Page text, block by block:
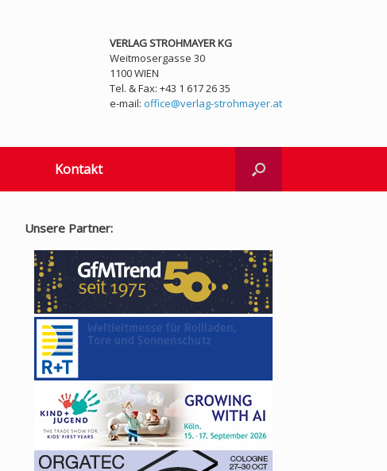
VERLAG STROHMAYER KG
Weitmosergasse 30
1100 WIEN
Tel. & Fax: +43 1 617 26 35
e-mail: office@verlag-strohmayer.at
Kontakt
Unsere Partner: